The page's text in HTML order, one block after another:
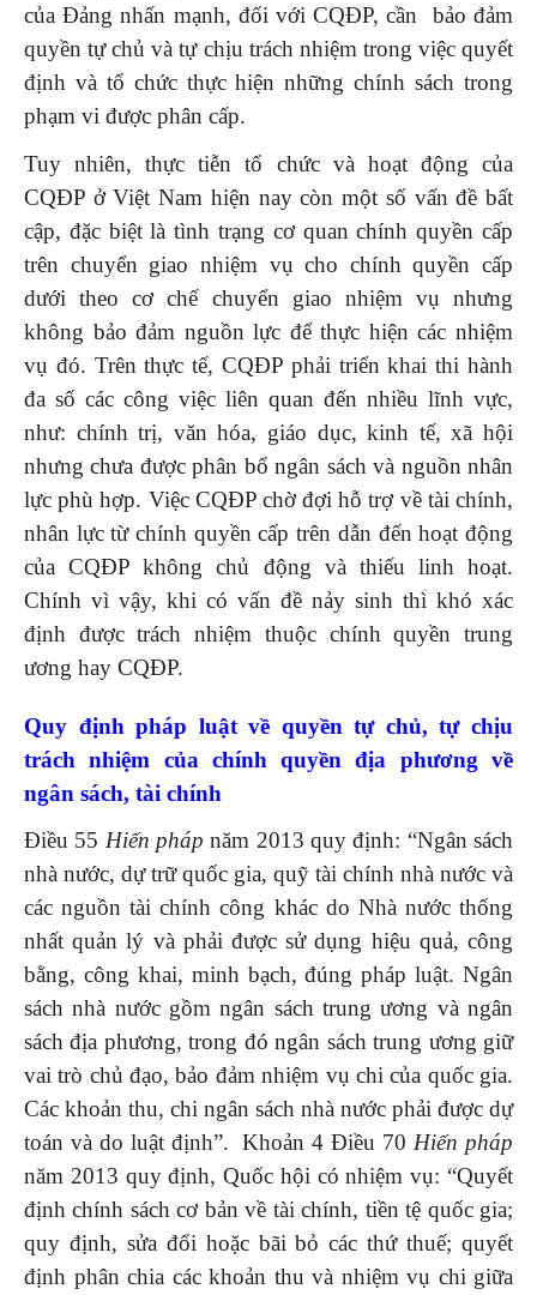
của Đảng nhấn mạnh, đối với CQĐP, cần bảo đảm
quyền tự chủ và tự chịu trách nhiệm trong việc quyết
định và tổ chức thực hiện những chính sách trong
phạm vi được phân cấp.
Tuy nhiên, thực tiễn tổ chức và hoạt động của
CQĐP ở Việt Nam hiện nay còn một số vấn đề bất
cập, đặc biệt là tình trạng cơ quan chính quyền cấp
trên chuyển giao nhiệm vụ cho chính quyền cấp
dưới theo cơ chế chuyển giao nhiệm vụ nhưng
không bảo đảm nguồn lực để thực hiện các nhiệm
vụ đó. Trên thực tế, CQĐP phải triển khai thi hành
đa số các công việc liên quan đến nhiều lĩnh vực,
như: chính trị, văn hóa, giáo dục, kinh tế, xã hội
nhưng chưa được phân bổ ngân sách và nguồn nhân
lực phù hợp. Việc CQĐP chờ đợi hỗ trợ về tài chính,
nhân lực từ chính quyền cấp trên dẫn đến hoạt động
của CQĐP không chủ động và thiếu linh hoạt.
Chính vì vậy, khi có vấn đề nảy sinh thì khó xác
định được trách nhiệm thuộc chính quyền trung
ương hay CQĐP.
Quy định pháp luật về quyền tự chủ, tự chịu
trách nhiệm của chính quyền địa phương về
ngân sách, tài chính
Điều 55 Hiến pháp năm 2013 quy định: “Ngân sách
nhà nước, dự trữ quốc gia, quỹ tài chính nhà nước và
các nguồn tài chính công khác do Nhà nước thống
nhất quản lý và phải được sử dụng hiệu quả, công
bằng, công khai, minh bạch, đúng pháp luật. Ngân
sách nhà nước gồm ngân sách trung ương và ngân
sách địa phương, trong đó ngân sách trung ương giữ
vai trò chủ đạo, bảo đảm nhiệm vụ chi của quốc gia.
Các khoản thu, chi ngân sách nhà nước phải được dự
toán và do luật định”. Khoản 4 Điều 70 Hiến pháp
năm 2013 quy định, Quốc hội có nhiệm vụ: “Quyết
định chính sách cơ bản về tài chính, tiền tệ quốc gia;
quy định, sửa đổi hoặc bãi bỏ các thứ thuế; quyết
định phân chia các khoản thu và nhiệm vụ chi giữa